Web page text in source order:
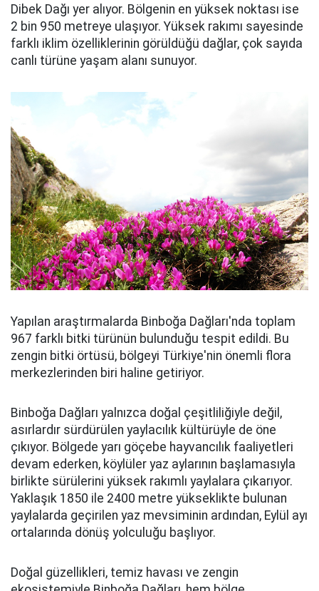
Dibek Dağı yer alıyor. Bölgenin en yüksek noktası ise
2 bin 950 metreye ulaşıyor. Yüksek rakımı sayesinde
farklı iklim özelliklerinin görüldüğü dağlar, çok sayıda
canlı türüne yaşam alanı sunuyor.
Yapılan araştırmalarda Binboğa Dağları'nda toplam
967 farklı bitki türünün bulunduğu tespit edildi. Bu
zengin bitki örtüsü, bölgeyi Türkiye'nin önemli flora
merkezlerinden biri haline getiriyor.
Binboğa Dağları yalnızca doğal çeşitliliğiyle değil,
asırlardır sürdürülen yaylacılık kültürüyle de öne
çıkıyor. Bölgede yarı göçebe hayvancılık faaliyetleri
devam ederken, köylüler yaz aylarının başlamasıyla
birlikte sürülerini yüksek rakımlı yaylalara çıkarıyor.
Yaklaşık 1850 ile 2400 metre yükseklikte bulunan
yaylalarda geçirilen yaz mevsiminin ardından, Eylül ayı
ortalarında dönüş yolculuğu başlıyor.
Doğal güzellikleri, temiz havası ve zengin